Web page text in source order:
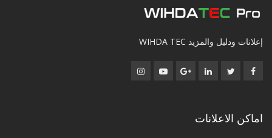
إعلانات ودليل والمزيد WIHDA TEC
اماكن الاعلانات